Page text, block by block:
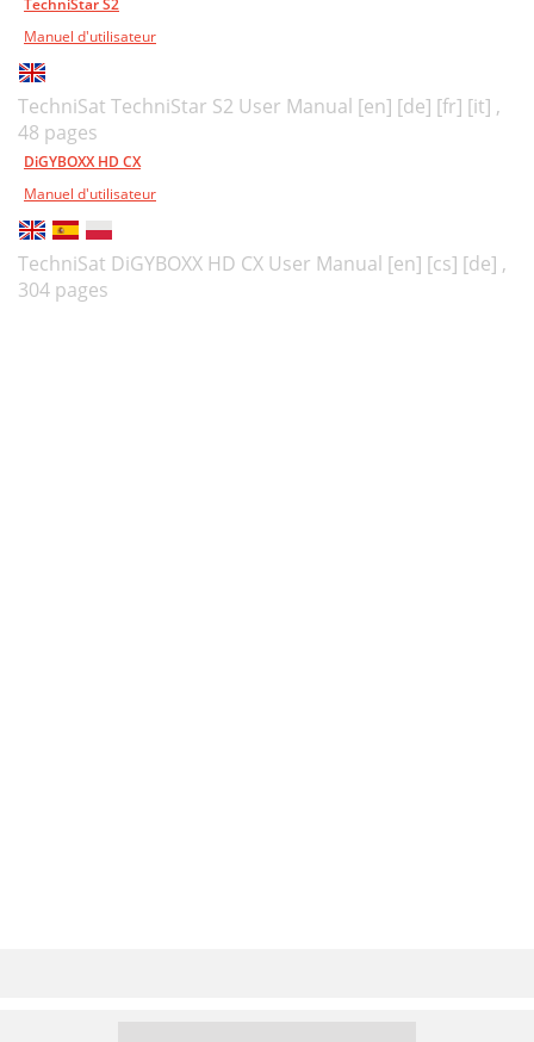
9.3.5 Setting tags
9.3.7 Ending playback
33
10 Troubleshooting guide
TechniStar S2
Manuel d'utilisateur
TechniSat TechniStar S2 User Manual [en] [de] [fr] [it] ,
48 pages
DiGYBOXX HD CX
Manuel d'utilisateur
TechniSat DiGYBOXX HD CX User Manual [en] [cs] [de] ,
304 pages